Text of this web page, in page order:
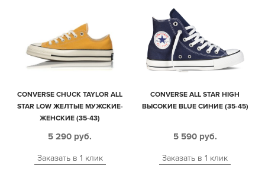
CONVERSE CHUCK TAYLOR ALL
STAR LOW ЖЕЛТЫЕ МУЖСКИЕ-
ЖЕНСКИЕ (35-43)
5 290 руб.
Заказать в 1 клик
CONVERSE ALL STAR HIGH
ВЫСОКИЕ BLUE СИНИЕ (35-45)
5 590 руб.
Заказать в 1 клик